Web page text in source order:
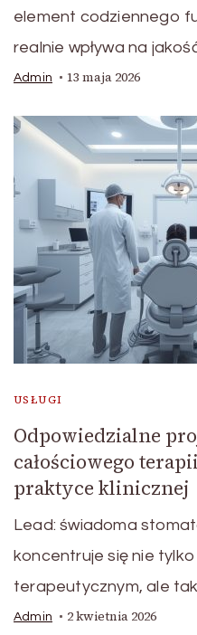
element codziennego
realnie wpływa na
Admin 13 maja 2026
USŁUGI
Odpowiedzialne
całościowego
praktyce klinicznej
Lead: świadoma
koncentruje się nie
terapeutycznym, ale
Admin 2 kwietnia 2026